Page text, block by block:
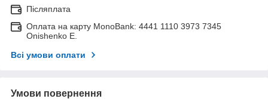
Післяплата
Оплата на карту MonoBank: 4441 1110 3973 7345
Onishenko E.
Всі умови оплати
Умови повернення